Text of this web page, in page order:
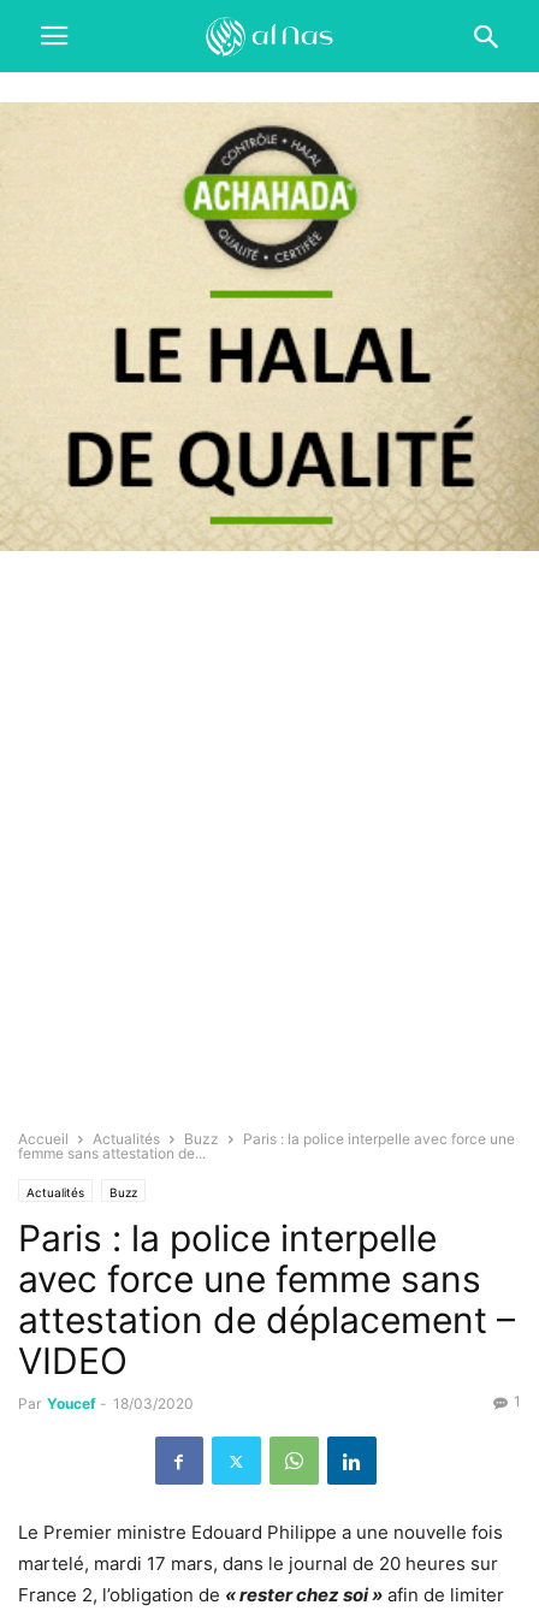
Accueil Actualités Buzz
Paris : la police interpelle avec force une
femme sans attestation de...
Actualités Buzz
Paris : la police interpelle
avec force une femme sans
attestation de déplacement –
VIDEO
Par Youcef - 18/03/2020 1
Le Premier ministre Edouard Philippe a une nouvelle fois
martelé, mardi 17 mars, dans le journal de 20 heures sur
France 2, l’obligation de « rester chez soi » afin de limiter